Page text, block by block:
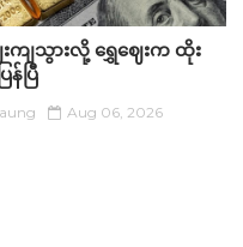
းကျသွားလို့ ရွှေဈေးက ထိုး
ပြီ
Aug 06, 2026